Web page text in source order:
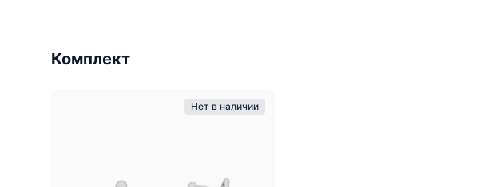
Комплект
Нет в наличии